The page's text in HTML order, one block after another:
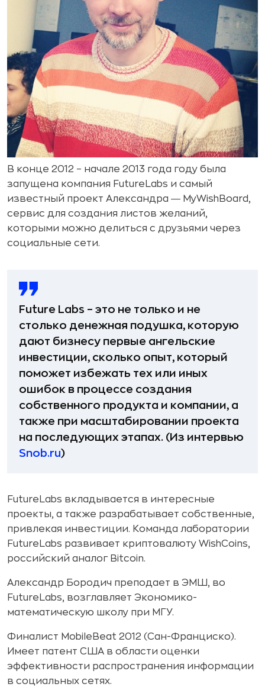
В конце 2012 – начале 2013 года году была
запущена компания FutureLabs и самый
известный проект Александра ― MyWishBoard,
сервис для создания листов желаний,
которыми можно делиться с друзьями через
социальные сети.
Future Labs – это не только и не
столько денежная подушка, которую
дают бизнесу первые ангельские
инвестиции, сколько опыт, который
поможет избежать тех или иных
ошибок в процессе создания
собственного продукта и компании, а
также при масштабировании проекта
на последующих этапах. (Из интервью
Snob.ru)
FutureLabs вкладывается в интересные
проекты, а также разрабатывает собственные,
привлекая инвестиции. Команда лаборатории
Fu­tu­re­Labs развивает криптовалюту WishCoins,
российский аналог Bitcoin.
Александр Бородич преподает в ЭМШ, во
FutureLabs, возглавляет Экономико-
математическую школу при МГУ.
Финалист MobileBeat 2012 (Сан-Франциско).
Имеет патент США в области оценки
эффективности распространения информации
в социальных сетях.